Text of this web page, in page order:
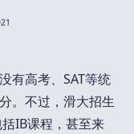
有高考、SAT等统
。不过，滑大招生
IB课程，甚至来